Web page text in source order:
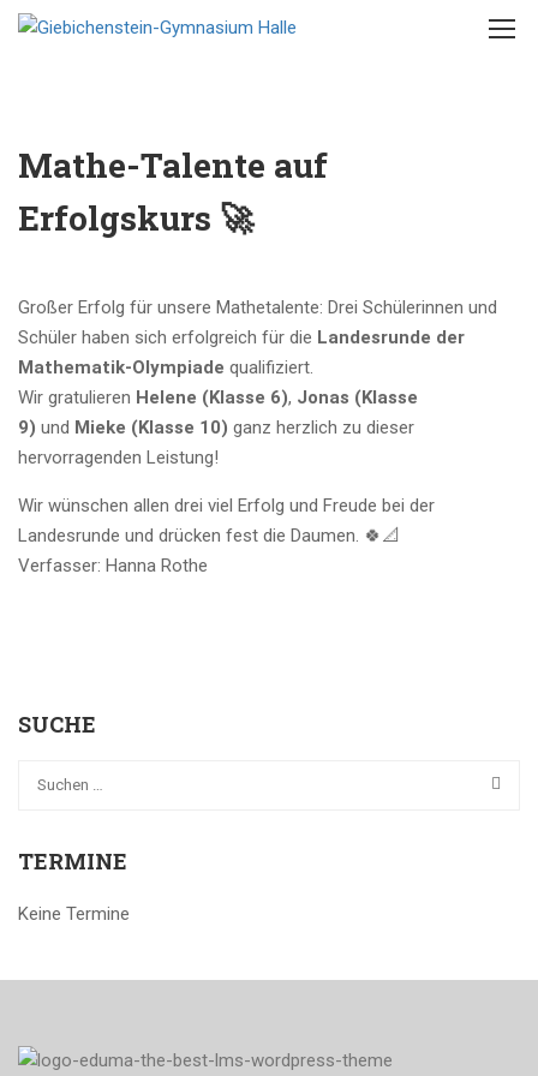
Mathe-Talente auf
Erfolgskurs 🚀
Großer Erfolg für unsere Mathetalente: Drei Schülerinnen und
Schüler haben sich erfolgreich für die Landesrunde der
Mathematik-Olympiade qualifiziert.
Wir gratulieren Helene (Klasse 6), Jonas (Klasse
9) und Mieke (Klasse 10) ganz herzlich zu dieser
hervorragenden Leistung!
Wir wünschen allen drei viel Erfolg und Freude bei der
Landesrunde und drücken fest die Daumen. 🍀📐
Verfasser: Hanna Rothe
SUCHE
TERMINE
Keine Termine